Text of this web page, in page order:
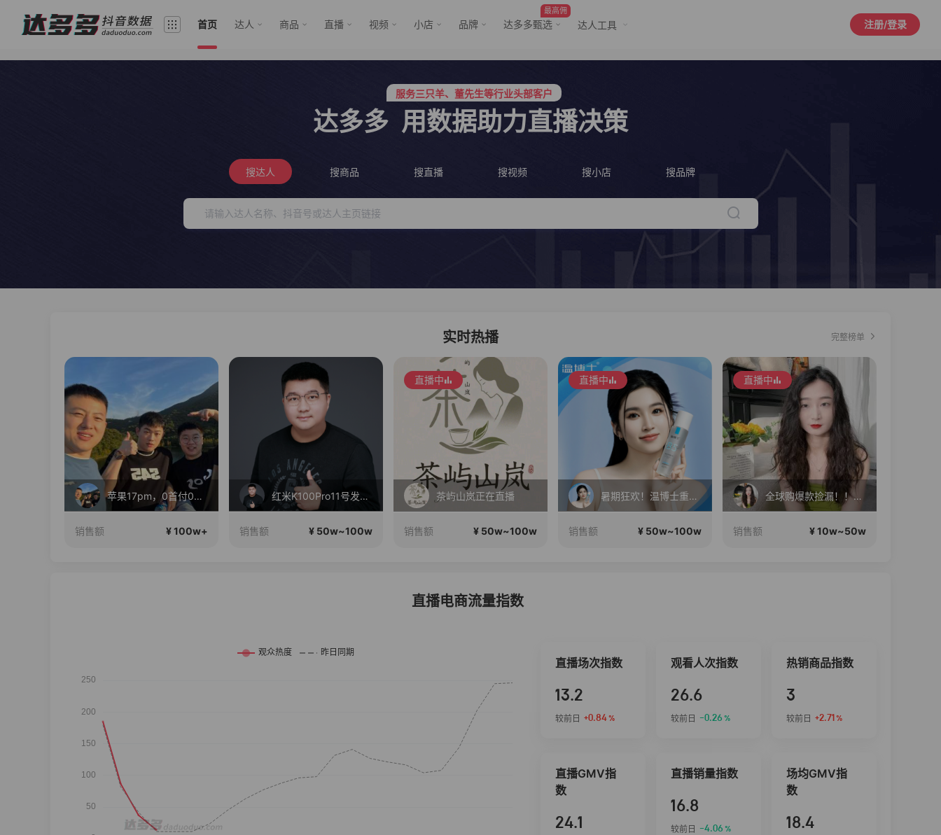
首页 达人 商品 直播 视频 小店 品牌
最高佣
达多多甄选 达人工具 注册/登录
服务三只羊、董先生等行业头部客户
行业价格屠夫，年卡会员低至798/年
达多多 用数据助力直播决策
搜达人 搜商品 搜直播 搜视频 搜小店 搜品牌
实时热播 完整榜单
苹果17pm，0首付0利息！
销售额 ¥ 100w+
红米K100Pro11号发布，三星Fold8折叠屏现货！
销售额 ¥ 50w~100w
直播中
茶屿山岚正在直播
销售额 ¥ 50w~100w
直播中
暑期狂欢！温博士重磅福利机制 ! 明星同款套装!限时狂欢！
销售额 ¥ 50w~100w
直播中
全球购爆款捡漏！！！！
销售额 ¥ 10w~50w
直播电商流量指数
直播场次指数
13.2
较前日 +0.84%
观看人次指数
26.6
较前日 -0.26 %
热销商品指数
3
较前日 +2.71 %
直播GMV指
数
24.1
直播销量指数
16.8
较前日 -4.06 %
场均GMV指
数
18.4